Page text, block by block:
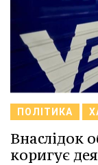
ПОЛІТИКА
Внаслідок
коригує